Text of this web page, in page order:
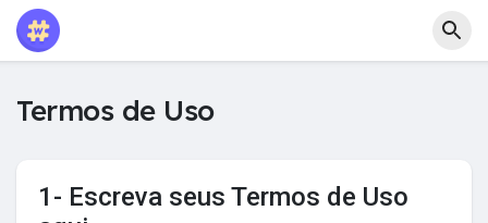
Termos de Uso
1- Escreva seus Termos de Uso